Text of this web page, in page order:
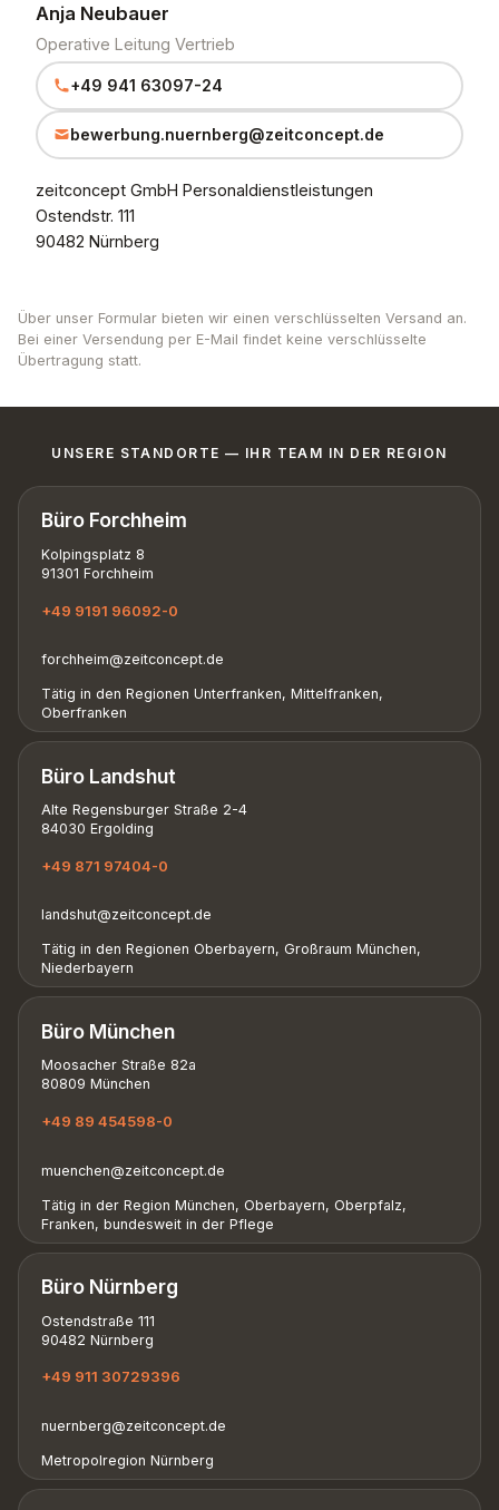
Anja Neubauer
Operative Leitung Vertrieb
+49 941 63097-24
bewerbung.nuernberg@zeitconcept.de
zeitconcept GmbH Personaldienstleistungen
Ostendstr. 111
90482 Nürnberg
Über unser Formular bieten wir einen verschlüsselten Versand an.
Bei einer Versendung per E-Mail findet keine verschlüsselte
Übertragung statt.
UNSERE STANDORTE — IHR TEAM IN DER REGION
Büro Forchheim
Kolpingsplatz 8
91301 Forchheim
+49 9191 96092-0
forchheim@zeitconcept.de
Tätig in den Regionen Unterfranken, Mittelfranken,
Oberfranken
Büro Landshut
Alte Regensburger Straße 2-4
84030 Ergolding
+49 871 97404-0
landshut@zeitconcept.de
Tätig in den Regionen Oberbayern, Großraum München,
Niederbayern
Büro München
Moosacher Straße 82a
80809 München
+49 89 454598-0
muenchen@zeitconcept.de
Tätig in der Region München, Oberbayern, Oberpfalz,
Franken, bundesweit in der Pflege
Büro Nürnberg
Ostendstraße 111
90482 Nürnberg
+49 911 30729396
nuernberg@zeitconcept.de
Metropolregion Nürnberg